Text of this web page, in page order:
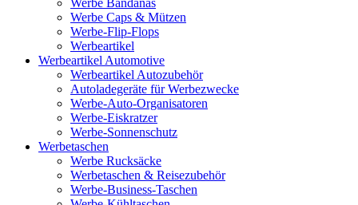
Werbe Bandanas
Werbe Caps & Mützen
Werbe-Flip-Flops
Werbeartikel
Werbeartikel Automotive
Werbeartikel Autozubehör
Autoladegeräte für Werbezwecke
Werbe-Auto-Organisatoren
Werbe-Eiskratzer
Werbe-Sonnenschutz
Werbetaschen
Werbe Rucksäcke
Werbetaschen & Reisezubehör
Werbe-Business-Taschen